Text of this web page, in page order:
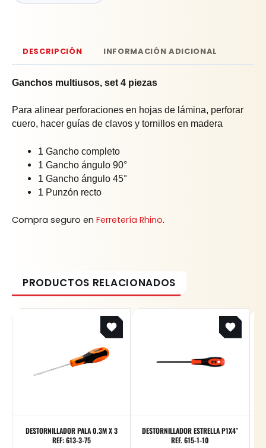
DESCRIPCIÓN INFORMACIÓN ADICIONAL
Ganchos multiusos, set 4 piezas
Para alinear perforaciones en hojas de lámina, perforar
cuero, hacer guías de clavos y tornillos en madera
1 Gancho completo
1 Gancho ángulo 90°
1 Gancho ángulo 45°
1 Punzón recto
Compra seguro en Ferretería Rhino.
DESTORNILLADOR PALA 0.3M X 3
REF: 613-3-75
DESTORNILLADOR ESTRELLA P1X4″
REF. 615-1-10